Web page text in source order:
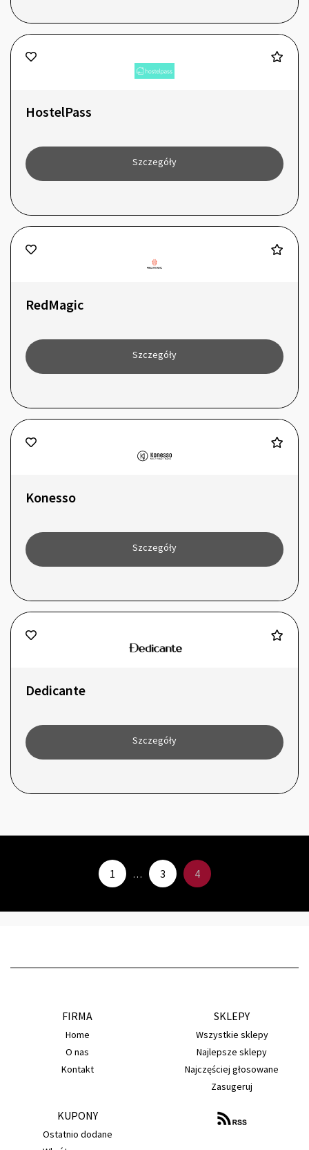
HostelPass
Szczegóły
RedMagic
Szczegóły
Konesso
Szczegóły
Dedicante
Szczegóły
1 … 3 4
FIRMA
Home
O nas
Kontakt
SKLEPY
Wszystkie sklepy
Najlepsze sklepy
Najczęściej głosowane
Zasugeruj
KUPONY
Ostatnio dodane